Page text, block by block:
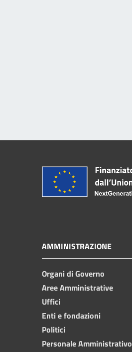
AMMINISTRAZIONE
Organi di Governo
Aree Amministrative
Uffici
Enti e fondazioni
Politici
Personale Amministrativo